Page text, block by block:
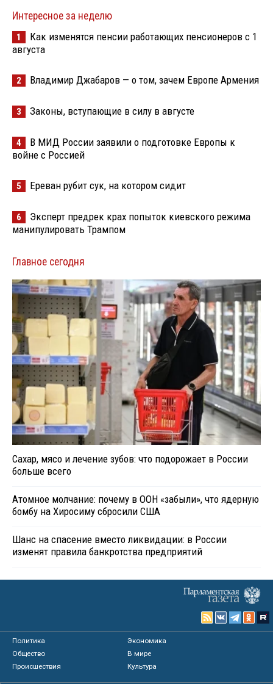
Интересное за неделю
1
Как изменятся пенсии работающих пенсионеров с 1
августа
2 Владимир Джабаров — о том, зачем Европе Армения
3 Законы, вступающие в силу в августе
4
В МИД России заявили о подготовке Европы к
войне с Россией
5 Ереван рубит сук, на котором сидит
6
Эксперт предрек крах попыток киевского режима
манипулировать Трампом
Главное сегодня
Сахар, мясо и лечение зубов: что подорожает в России
больше всего
Атомное молчание: почему в ООН «забыли», что ядерную
бомбу на Хиросиму сбросили США
Шанс на спасение вместо ликвидации: в России
изменят правила банкротства предприятий
Политика
Экономика
Общество
В мире
Происшествия
Культура